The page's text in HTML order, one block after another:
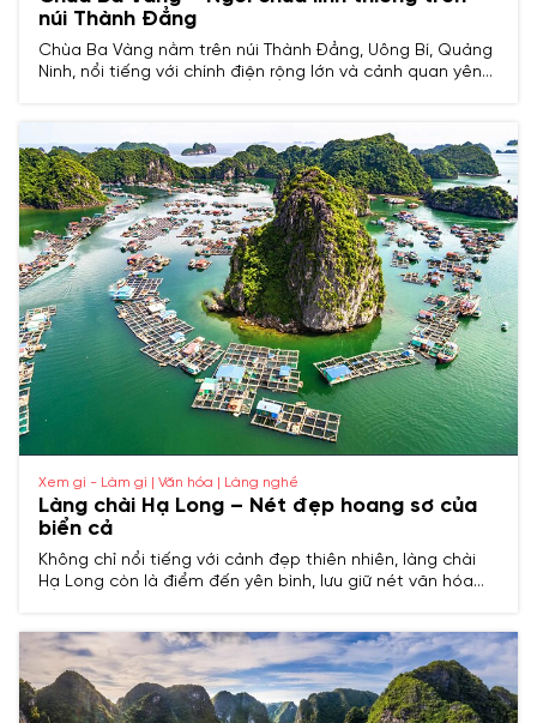
núi Thành Đẳng
Chùa Ba Vàng nằm trên núi Thành Đẳng, Uông Bí, Quảng
Ninh, nổi tiếng với chính điện rộng lớn và cảnh quan yên
linh thiêng.
Xem gì - Làm gì | Văn hóa | Làng nghề
Làng chài Hạ Long – Nét đẹp hoang sơ của
biển cả
Không chỉ nổi tiếng với cảnh đẹp thiên nhiên, làng chài
Hạ Long còn là điểm đến yên bình, lưu giữ nét văn hóa
ngon. Cùng tìm hiểu những làng chài Hạ Long hấp dẫn
nhất cho chuyến đi của bạn!